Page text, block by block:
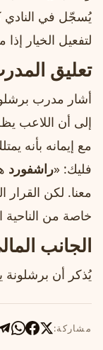
يُسجّل في النادي
لتفعيل الخيار
تعليق
أشار مدرب
إلى أن اللاعب
مع إيمانه بأنه
فليك: «راشفورد
معنا. لكن القرار
خاصة من الناحية
الجانب
يُذكر أن
مشاركة: